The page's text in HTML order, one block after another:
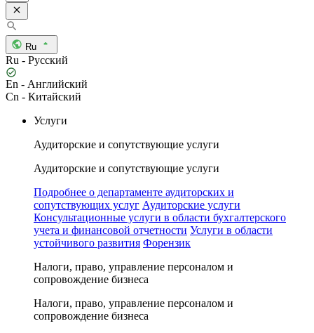
Ru
Ru - Русский
En - Английский
Cn - Китайский
Услуги
Аудиторские и сопутствующие услуги
Аудиторские и сопутствующие услуги
Подробнее о департаменте аудиторских и
сопутствующих услуг Аудиторские услуги
Консультационные услуги в области бухгалтерского
учета и финансовой отчетности Услуги в области
устойчивого развития Форензик
Налоги, право, управление персоналом и
сопровождение бизнеса
Налоги, право, управление персоналом и
сопровождение бизнеса